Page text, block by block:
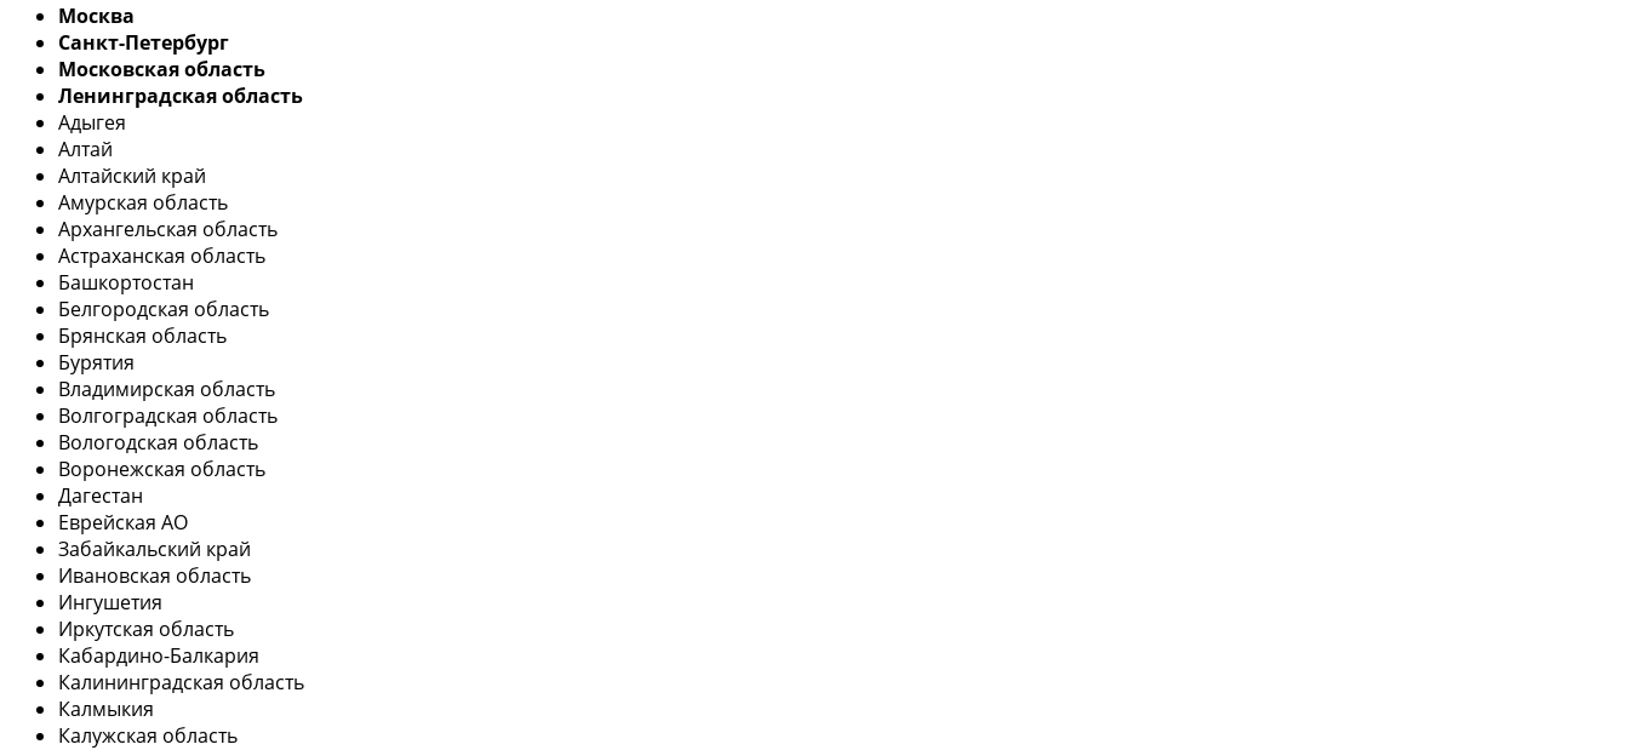
Москва
Санкт-Петербург
Московская область
Ленинградская область
Адыгея
Алтай
Алтайский край
Амурская область
Архангельская область
Астраханская область
Башкортостан
Белгородская область
Брянская область
Бурятия
Владимирская область
Волгоградская область
Вологодская область
Воронежская область
Дагестан
Еврейская АО
Забайкальский край
Ивановская область
Ингушетия
Иркутская область
Кабардино-Балкария
Калининградская область
Калмыкия
Калужская область